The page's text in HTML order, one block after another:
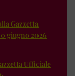
Gazzetta
giugno 2026
Ufficiale